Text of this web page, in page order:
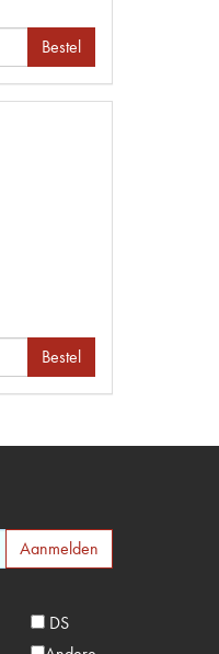
Bestel
Bestel
DS